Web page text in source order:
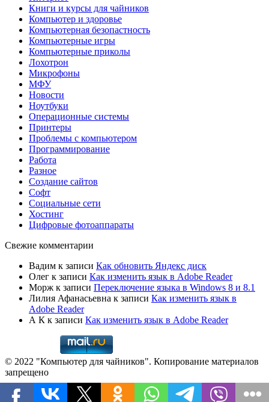
Книги и курсы для чайников
Компьютер и здоровье
Компьютерная безопастность
Компьютерные игры
Компьютерные приколы
Лохотрон
Микрофоны
МФУ
Новости
Ноутбуки
Операционные системы
Принтеры
Проблемы с компьютером
Программирование
Работа
Разное
Создание сайтов
Софт
Социальные сети
Хостинг
Цифровые фотоаппараты
Свежие комментарии
Вадим к записи Как обновить Яндекс диск
Олег к записи Как изменить язык в Adobe Reader
Морж к записи Переключение языка в Windows 8 и 8.1
Лилия Афанасьевна к записи Как изменить язык в
Adobe Reader
А К к записи Как изменить язык в Adobe Reader
© 2022 "Компьютер для чайников". Копирование материалов
запрещено